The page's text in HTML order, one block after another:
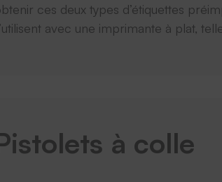
ces deux types d’étiquettes
avec une imprimante à plat,
à colle